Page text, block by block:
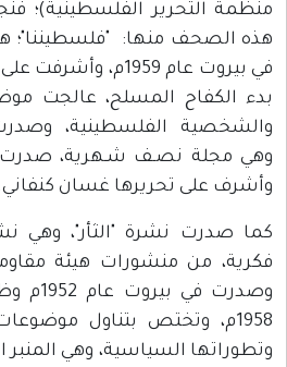
منظمة التحرير الفلسطينية)؛
هذه الصحف منها:
في بيروت عام 1959م،
بدء الكفاح المسلح، عالجت
والشخصية الفلسطينية،
وأشرف على تحريرها غسان
كما صدرت نشرة "الثأر"، وهي
فكرية، من منشورات هيئة
وصدرت
1958م، وتختص بتناول
وتطوراتها السياسية، وهي المنبر